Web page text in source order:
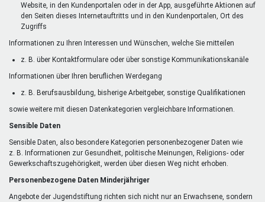
Website, in den Kundenportalen oder in der App, ausgeführte Aktionen auf
den Seiten dieses Internetauftritts und in den Kundenportalen, Ort des
Zugriffs
Informationen zu Ihren Interessen und Wünschen, welche Sie mitteilen
z. B. über Kontaktformulare oder über sonstige Kommunikationskanäle
Informationen über Ihren beruflichen Werdegang
z. B. Berufsausbildung, bisherige Arbeitgeber, sonstige Qualifikationen
sowie weitere mit diesen Datenkategorien vergleichbare Informationen.
Sensible Daten
Sensible Daten, also besondere Kategorien personenbezogener Daten wie
z. B. Informationen zur Gesundheit, politische Meinungen, Religions- oder
Gewerkschaftszugehörigkeit, werden über diesen Weg nicht erhoben.
Personenbezogene Daten Minderjähriger
Angebote der Jugendstiftung richten sich nicht nur an Erwachsene, sondern